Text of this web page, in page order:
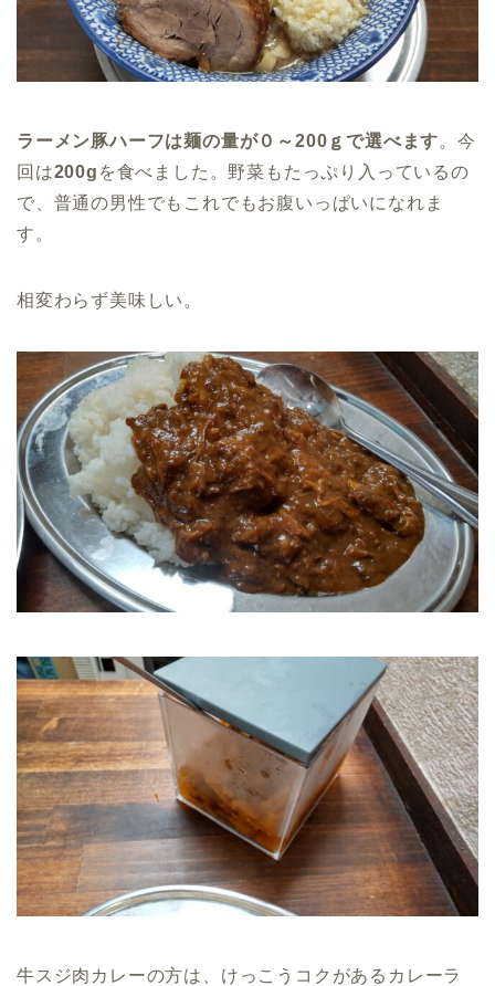
ラーメン豚ハーフは麺の量が０～200ｇで選べます。今
回は200g を食べました。野菜もたっぷり入っているの
で、普通の男性でもこれでもお腹いっぱいになれま
す。
相変わらず美味しい。
牛スジ肉カレーの方は、けっこうコクがあるカレーラ